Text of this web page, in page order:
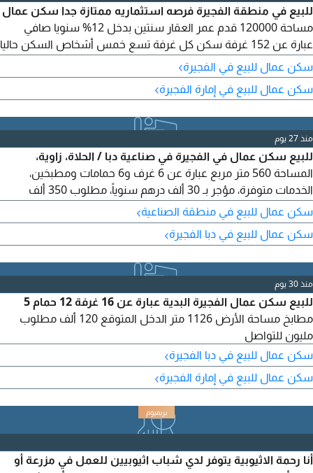
للبيع في منطقة الفجيرة فرصه استثماريه ممتازة جدا سكن عمال
مساحة 120000 قدم عمر العقار سنتين بدخل 12% سنويا صافي
عبارة عن 152 غرفة سكن كل غرفة تسع خمس أشخاص السكن حاليا
موجود فيه 750 شخص السكن ممتاز جدا تملك. مواطنين ودول
مجلس التعاون
سكن عمال للبيع في الفجيرة›
سكن عمال للبيع في إمارة الفجيرة›
منذ 27 يوم
للبيع سكن عمال في الفجيرة في صناعية دبا / الحلاة، زاوية،
المساحة 560 متر مربع عبارة عن 6 غرف و6 حمامات ومطبخين،
الخدمات متوفرة، مؤجر بـ 30 ألف درهم سنوياً، مطلوب 350 ألف
درهم.
سكن عمال للبيع في منطقة الصناعية›
سكن عمال للبيع في دبا الفجيرة›
منذ 30 يوم
للبيع سكن عمال الفجيرة البدية عبارة عن 16 غرفة 12 حمام 5
مطابخ مساحة الأرض 1126 متر الدخل المتوقع 120 ألف مطلوب
مليون للتواصل
سكن عمال للبيع في دبا الفجيرة›
سكن عمال للبيع في إمارة الفجيرة›
أنا رحمة الاثيوبية يتوفر لدي شباب اثيوبيين للعمل في مزرعة أو